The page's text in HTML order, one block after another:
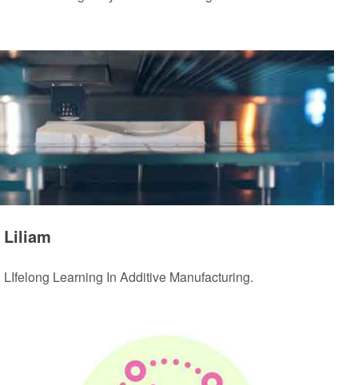
Liliam
LIfelong Learning In Additive Manufacturing.